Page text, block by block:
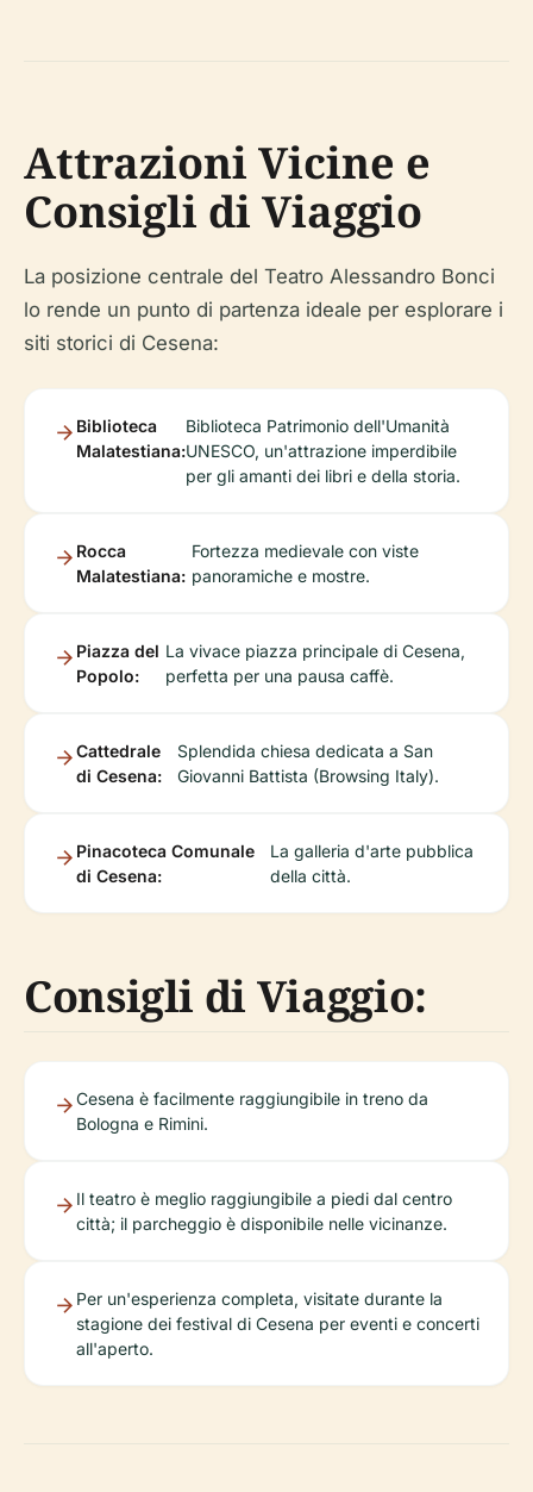
Attrazioni Vicine e
Consigli di Viaggio
La posizione centrale del Teatro Alessandro Bonci
lo rende un punto di partenza ideale per esplorare i
siti storici di Cesena:
Biblioteca
Malatestiana:
Biblioteca Patrimonio dell'Umanità
UNESCO, un'attrazione imperdibile
per gli amanti dei libri e della storia.
Rocca
Malatestiana:
Fortezza medievale con viste
panoramiche e mostre.
Piazza del
Popolo:
La vivace piazza principale di Cesena,
perfetta per una pausa caffè.
Cattedrale
di Cesena:
Splendida chiesa dedicata a San
Giovanni Battista (Browsing Italy).
Pinacoteca Comunale
di Cesena:
La galleria d'arte pubblica
della città.
Consigli di Viaggio:
Cesena è facilmente raggiungibile in treno da
Bologna e Rimini.
Il teatro è meglio raggiungibile a piedi dal centro
città; il parcheggio è disponibile nelle vicinanze.
Per un'esperienza completa, visitate durante la
stagione dei festival di Cesena per eventi e concerti
all'aperto.